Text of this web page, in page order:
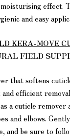
effect.
and easy
KERA-MOVE
FIELD
that softens
and efficient
a cuticle remover
and elbows.
and be sure to